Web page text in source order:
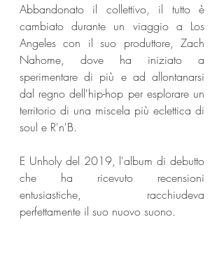
Abbandonato il collettivo, il tutto è
cambiato durante un viaggio a Los
Angeles con il suo produttore, Zach
Nahome, dove ha iniziato a
sperimentare di più e ad allontanarsi
dal regno dell'hip-hop per esplorare un
territorio di una miscela più eclettica di
soul e R'n'B.
E Unholy del 2019, l'album di debutto
che ha ricevuto recensioni
entusiastiche, racchiudeva
perfettamente il suo nuovo suono.